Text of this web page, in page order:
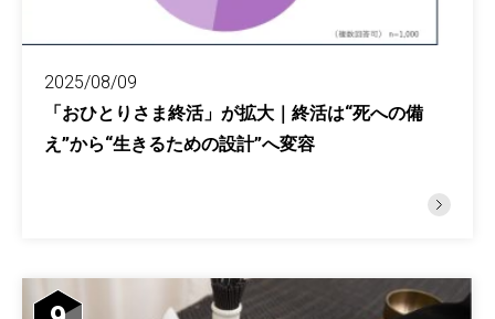
2025/08/09
「おひとりさま終活」が拡大｜終活は“死への備
え”から“生きるための設計”へ変容